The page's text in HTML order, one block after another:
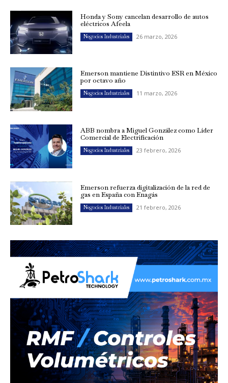
Honda y Sony cancelan desarrollo de autos
eléctricos Afeela
Negocios Industriales 26 marzo, 2026
Emerson mantiene Distintivo ESR en México
por octavo año
Negocios Industriales 11 marzo, 2026
ABB nombra a Miguel González como Líder
Comercial de Electrificación
Negocios Industriales 23 febrero, 2026
Emerson refuerza digitalización de la red de
gas en España con Enagás
Negocios Industriales 21 febrero, 2026